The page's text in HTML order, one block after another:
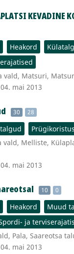
KEVADINE
Heakord
vald, Matsuri,
mai 2013
30 28
Prügikoristus
vald, Melliste,
mai 2013
10 0
Heakord
Muud
ja
Pala, Saareotsa
mai 2013